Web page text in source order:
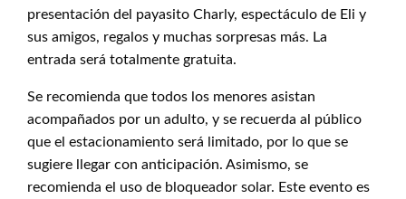
presentación del payasito Charly, espectáculo de Eli y
sus amigos, regalos y muchas sorpresas más. La
entrada será totalmente gratuita.
Se recomienda que todos los menores asistan
acompañados por un adulto, y se recuerda al público
que el estacionamiento será limitado, por lo que se
sugiere llegar con anticipación. Asimismo, se
recomienda el uso de bloqueador solar. Este evento es